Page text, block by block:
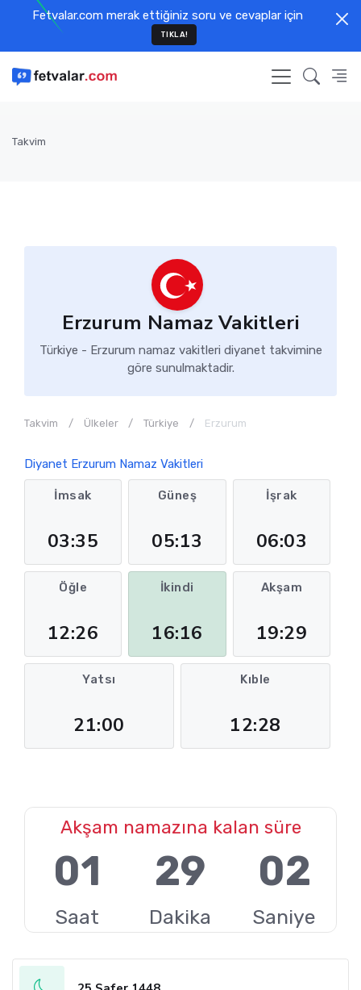
Fetvalar.com merak ettiğiniz soru ve cevaplar için
TIKLA!
Takvim
Erzurum Namaz Vakitleri
Türkiye - Erzurum namaz vakitleri diyanet takvimine
göre sunulmaktadir.
Takvim Ülkeler Türkiye Erzurum
Diyanet Erzurum Namaz Vakitleri
İmsak
03:35
Güneş
05:13
İşrak
06:03
Öğle
12:26
İkindi
16:16
Akşam
19:29
Yatsı
21:00
Kıble
12:28
Akşam namazına kalan süre
01
Saat
29
Dakika
01
Saniye